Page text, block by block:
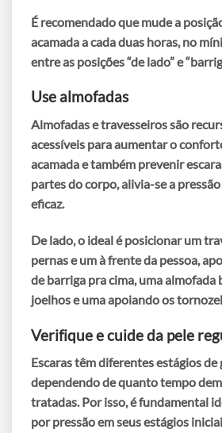
É recomendado que mude a
acamada acada duas horas, no
entre as posições “de lado” e
Use almofadas
Almofadasetravesseirossão
acessíveis paraaumentar o
acamada e também prevenir
partes do corpo, alivia-se a
eficaz.
De lado, o ideal é posicionar um
pernase umà frenteda pessoa,
de barriga pra cima, uma almofada
joelhose umaapoiando os
Verifique e cuide da pele
Escaras têmdiferentes estágios de
dependendo de quanto tempo
tratadas. Por isso, é fundamental
por pressão em seusestágios